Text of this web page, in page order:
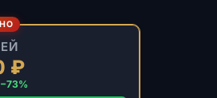
₽
−73%